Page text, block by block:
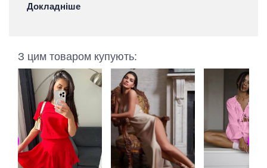
Докладніше
З цим товаром купують: